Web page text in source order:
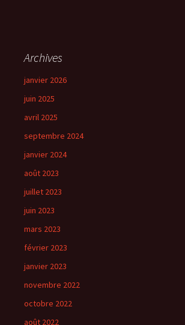
Archives
janvier 2026
juin 2025
avril 2025
septembre 2024
janvier 2024
août 2023
juillet 2023
juin 2023
mars 2023
février 2023
janvier 2023
novembre 2022
octobre 2022
août 2022